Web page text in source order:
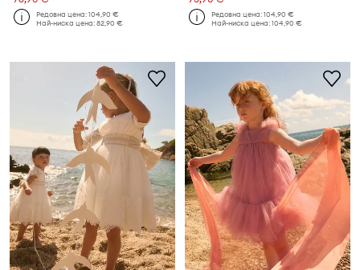
Редовна цена:104,90 €
Най-ниска цена:82,90 €
Редовна цена:104,90 €
Най-ниска цена:104,90 €